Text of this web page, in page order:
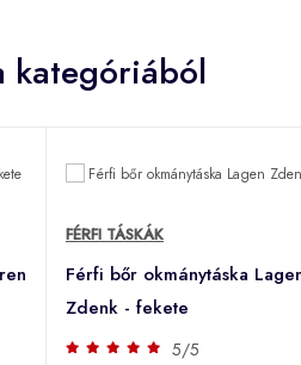
kategóriából
FÉRFI TÁSKÁK
Férfi bőr okmánytáska
Zdenk - fekete
5/5